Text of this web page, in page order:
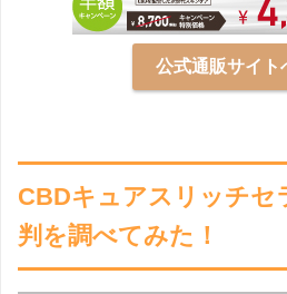
公式通販サイ
CBDキュアスリッチセ
判を調べてみた！